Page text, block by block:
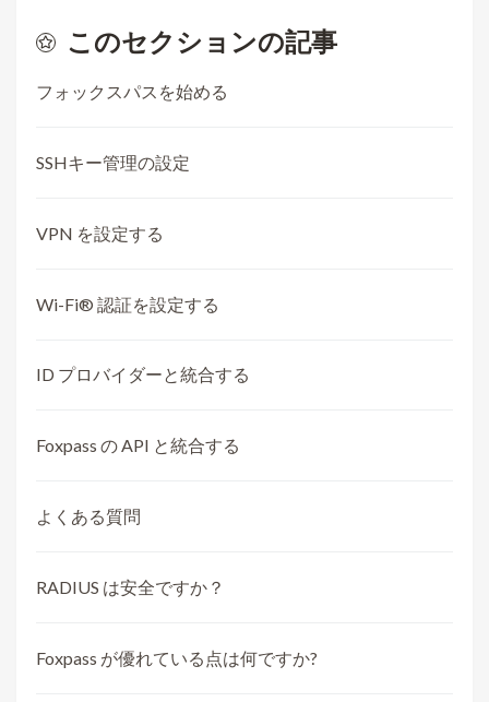
このセクションの記事
フォックスパスを始める
SSHキー管理の設定
VPN を設定する
Wi-Fi® 認証を設定する
ID プロバイダーと統合する
Foxpass の API と統合する
よくある質問
RADIUS は安全ですか？
Foxpass が優れている点は何ですか?